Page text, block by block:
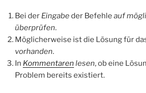
Bei der Eingabeder Befehle auf
überprüfen.
Möglicherweise ist die Lösung für
vorhanden.
In Kommentaren lesen, ob eine
Problem bereits existiert.